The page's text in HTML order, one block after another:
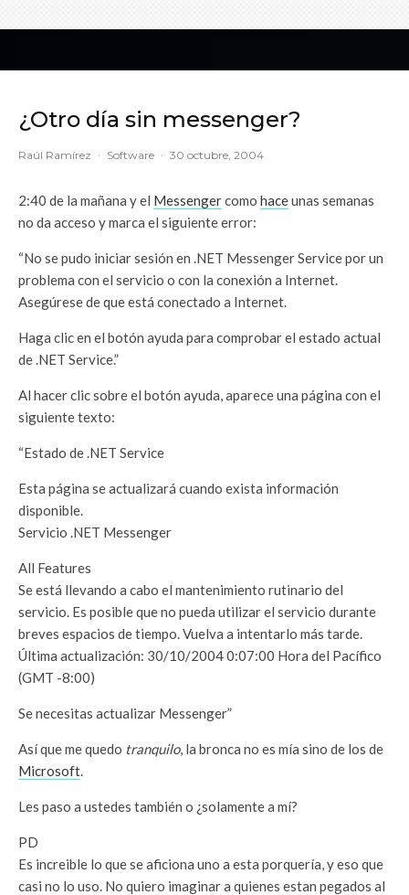
¿Otro día sin messenger?
Raúl Ramírez · Software · 30 octubre, 2004
2:40 de la mañana y el Messengercomo haceunas semanas
no da acceso y marca el siguiente error:
“No se pudo iniciar sesión en .NET Messenger Service por un
problema con el servicio o con la conexión a Internet.
Asegúrese de que está conectado a Internet.
Haga clic en el botón ayuda para comprobar el estado actual
de .NET Service.”
Al hacer clic sobre el botón ayuda, aparece una página con el
siguiente texto:
“Estado de .NET Service
Esta página se actualizará cuando exista información
disponible.
Servicio .NET Messenger
All Features
Se está llevando a cabo el mantenimiento rutinario del
servicio. Es posible que no pueda utilizar el servicio durante
breves espacios de tiempo. Vuelva a intentarlo más tarde.
Última actualización: 30/10/2004 0:07:00 Hora del Pacífico
(GMT -8:00)
Se necesitas actualizar Messenger”
Así que me quedo tranquilo, la bronca no es mía sino de los de
Microsoft.
Les paso a ustedes también o ¿solamente a mí?
PD
Es increible lo que se aficiona uno a esta porquería, y eso que
casi no lo uso. No quiero imaginar a quienes estan pegados al